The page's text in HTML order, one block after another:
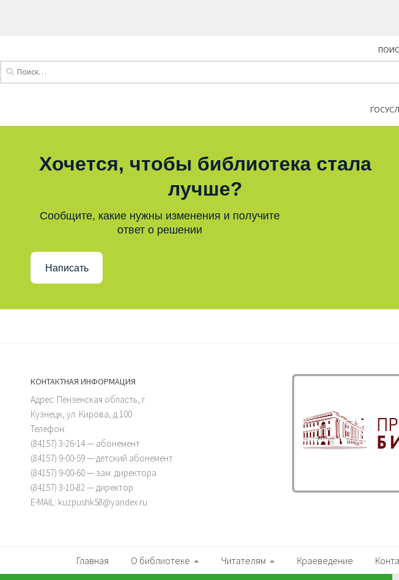
Хочется, чтобы библиотека стала
лучше?
Сообщите, какие нужны изменения и получите
ответ о решении
Написать
КОНТАКТНАЯ ИНФОРМАЦИЯ
Адрес: Пензенская область, г.
Кузнецк, ул. Кирова, д.100
Телефон:
(84157) 3-26-14 — абонемент
(84157) 9-00-59 — детский абонемент
(84157) 9-00-60 — зам. директора
(84157) 3-10-82 — директор
E-MAIL: kuzpushk58@yandex.ru
Главная О библиотеке Читателям Краеведение